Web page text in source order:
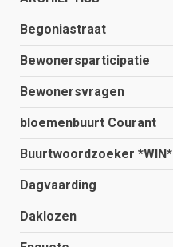
Begoniastraat
Bewonersparticipatie
Bewonersvragen
bloemenbuurt Courant
Buurtwoordzoeker *WIN*
Dagvaarding
Daklozen